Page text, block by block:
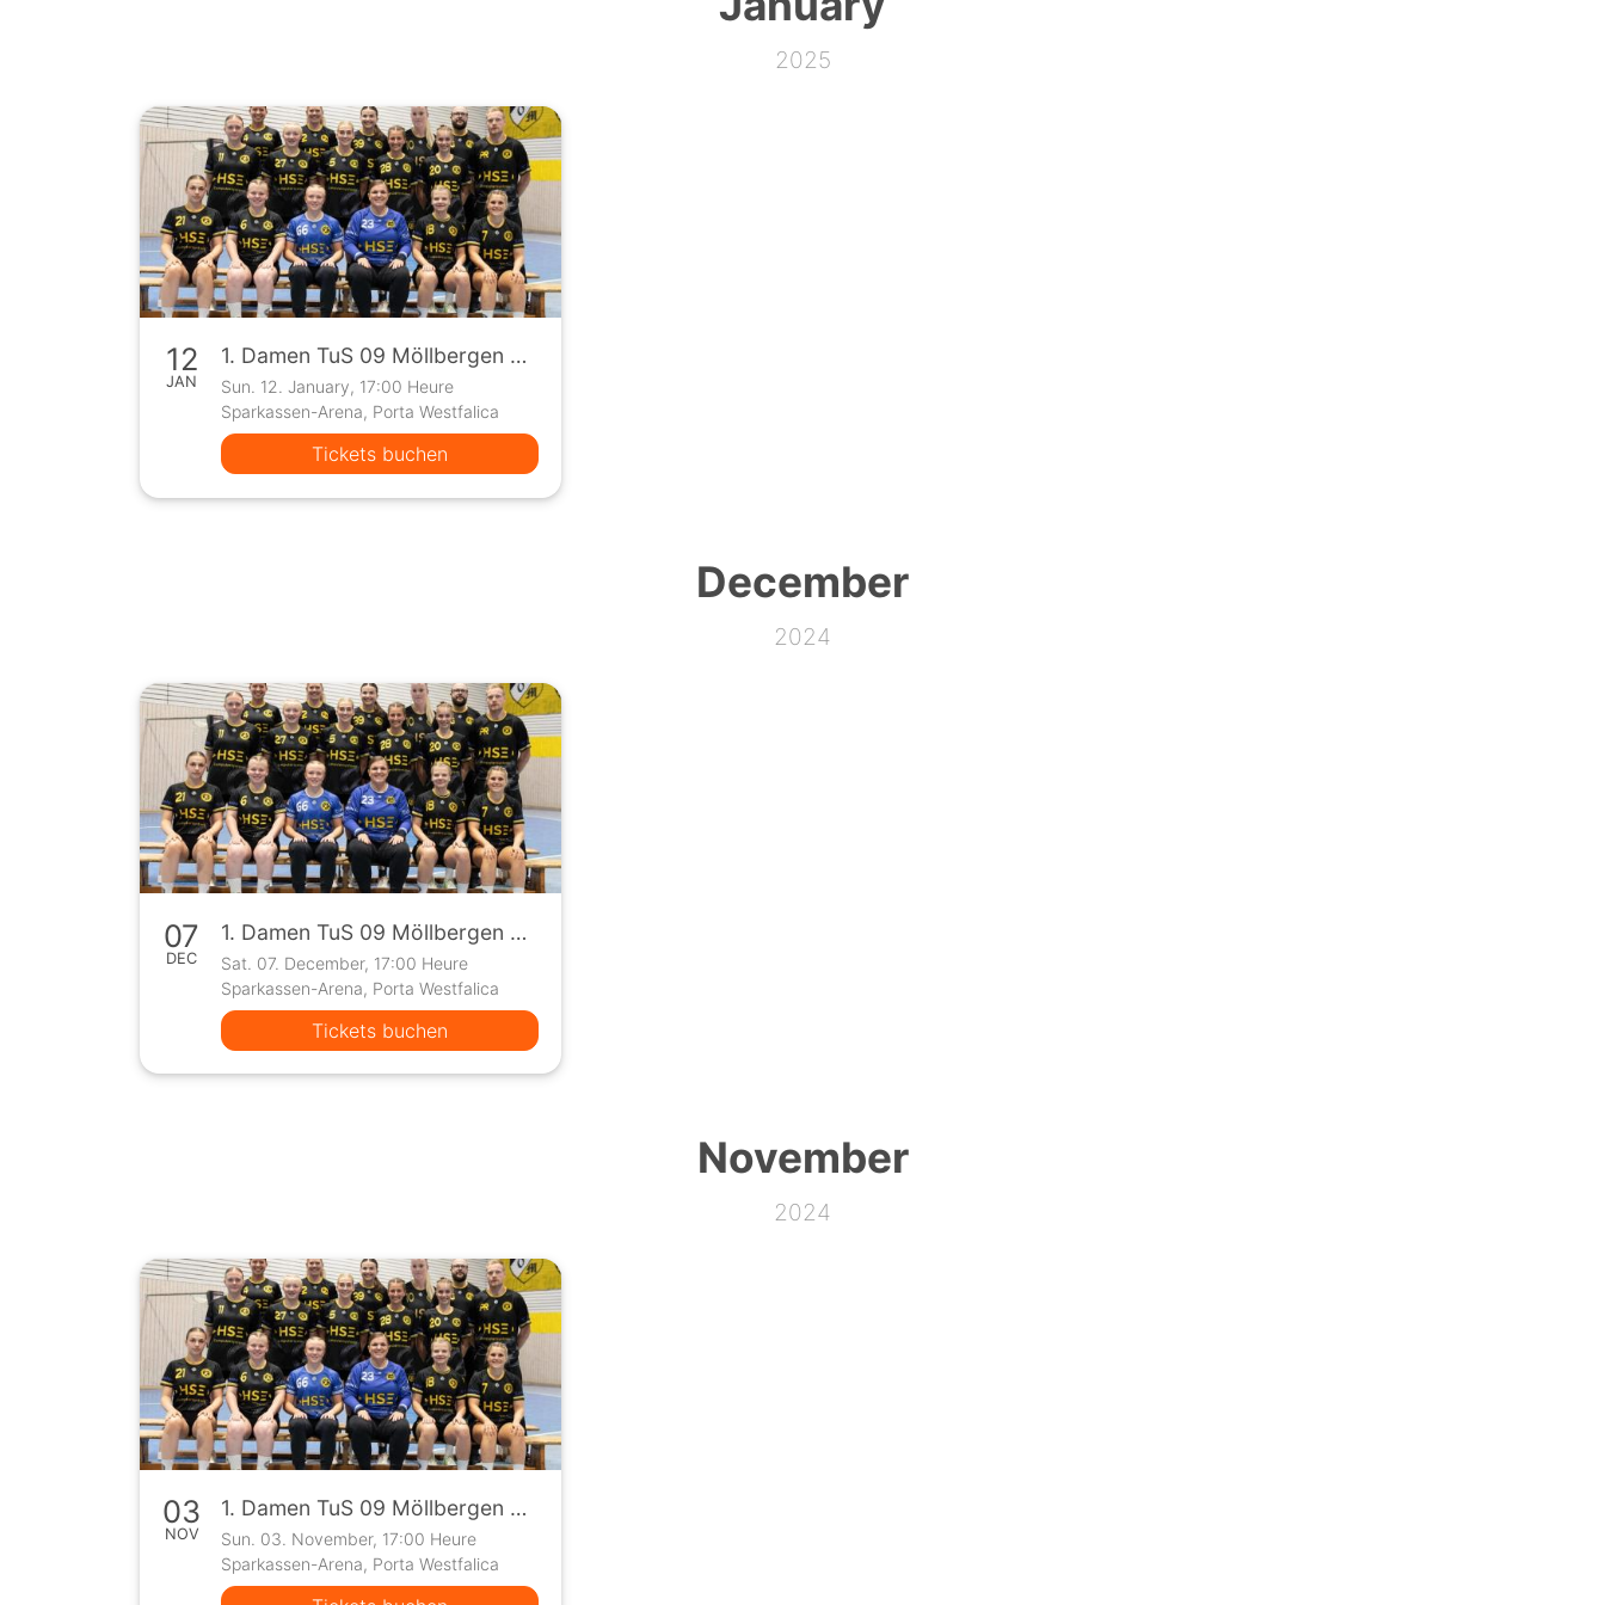
2025
12
JAN
1. Damen TuS 09 Möllbergen vs TuS SW Wehe (Oberliga)
Sun. 12. January, 17:00 Heure
Sparkassen-Arena, Porta Westfalica
Tickets buchen
December
2024
07
DEC
1. Damen TuS 09 Möllbergen vs SC DJK Everswinkel 2 (Oberliga)
Sat. 07. December, 17:00 Heure
Sparkassen-Arena, Porta Westfalica
Tickets buchen
November
2024
03
NOV
1. Damen TuS 09 Möllbergen vs TSV Oerlinghausen (Oberliga)
Sun. 03. November, 17:00 Heure
Sparkassen-Arena, Porta Westfalica